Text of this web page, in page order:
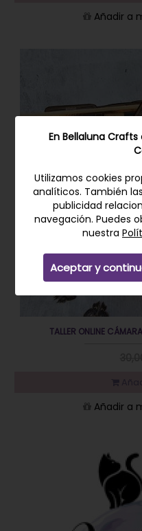
Añadir a
TALLER ONLINE
Añadir a
En Bellaluna
Utilizamos cookies
analíticos. También
publicidad
navegación. Puedes
nuestra
Aceptar y